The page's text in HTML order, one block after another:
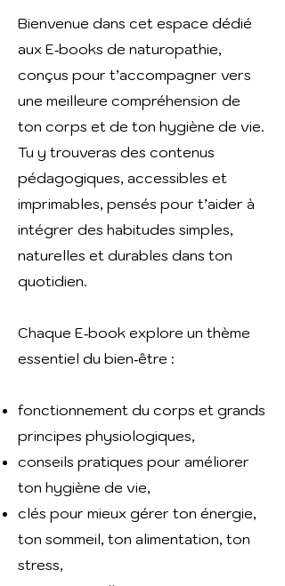
Bienvenue dans cet espace dédié
aux E‑books de naturopathie,
conçus pour t’accompagner vers
une meilleure compréhension de
ton corps et de ton hygiène de vie.
Tu y trouveras des contenus
pédagogiques, accessibles et
imprimables, pensés pour t’aider à
intégrer des habitudes simples,
naturelles et durables dans ton
quotidien.
Chaque E‑book explore un thème
essentiel du bien‑être :
fonctionnement du corps et grands
principes physiologiques,
conseils pratiques pour améliorer
ton hygiène de vie,
clés pour mieux gérer ton énergie,
ton sommeil, ton alimentation, ton
stress,